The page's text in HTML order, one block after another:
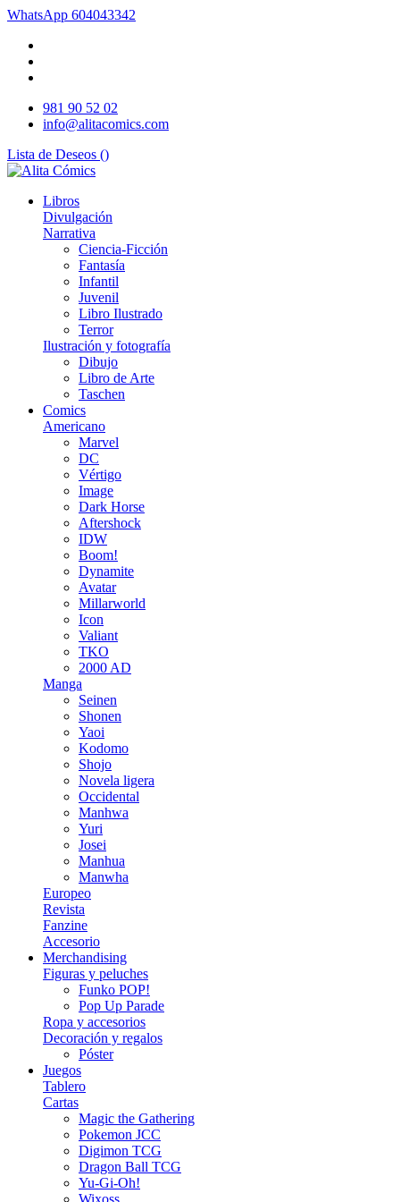
WhatsApp 604043342
981 90 52 02
info@alitacomics.com
Lista de Deseos ()
Libros
Divulgación
Narrativa
Ciencia-Ficción
Fantasía
Infantil
Juvenil
Libro Ilustrado
Terror
Ilustración y fotografía
Dibujo
Libro de Arte
Taschen
Comics
Americano
Marvel
DC
Vértigo
Image
Dark Horse
Aftershock
IDW
Boom!
Dynamite
Avatar
Millarworld
Icon
Valiant
TKO
2000 AD
Manga
Seinen
Shonen
Yaoi
Kodomo
Shojo
Novela ligera
Occidental
Manhwa
Yuri
Josei
Manhua
Manwha
Europeo
Revista
Fanzine
Accesorio
Merchandising
Figuras y peluches
Funko POP!
Pop Up Parade
Ropa y accesorios
Decoración y regalos
Póster
Juegos
Tablero
Cartas
Magic the Gathering
Pokemon JCC
Digimon TCG
Dragon Ball TCG
Yu-Gi-Oh!
Wixoss